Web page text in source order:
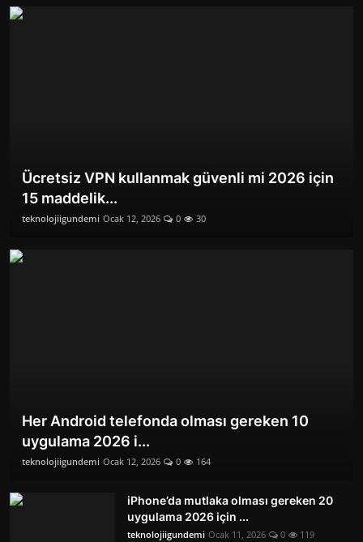
Ücretsiz VPN kullanmak güvenli mi 2026 için
15 maddelik...
teknolojiigundemi Ocak 12, 2026 0 30
Her Android telefonda olması gereken 10
uygulama 2026 i...
teknolojiigundemi Ocak 12, 2026 0 164
iPhone’da mutlaka olması gereken 20
uygulama 2026 için ...
teknolojiigundemi Ocak 11, 2026 0 119